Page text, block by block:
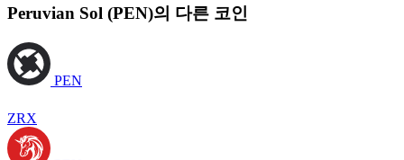
Peruvian Sol (PEN)의 다른 코인
PEN
ZRX